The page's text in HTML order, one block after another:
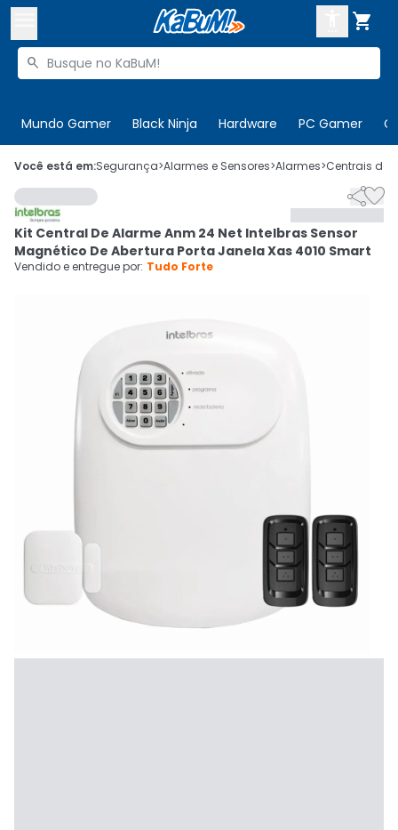

Buscar produtos

Mundo Gamer Black Ninja Hardware PC Gamer
 Olá. Acesse sua conta
 Departamentos
Cupons
CADASTRE-SE
Você está em:Segurança>Alarmes e Sensores>Alarmes>Centrais de

Kit Central De Alarme Anm 24 Net Intelbras Sensor
Magnético De Abertura Porta Janela Xas 4010 Smart
Vendido e entregue por: Tudo Forte